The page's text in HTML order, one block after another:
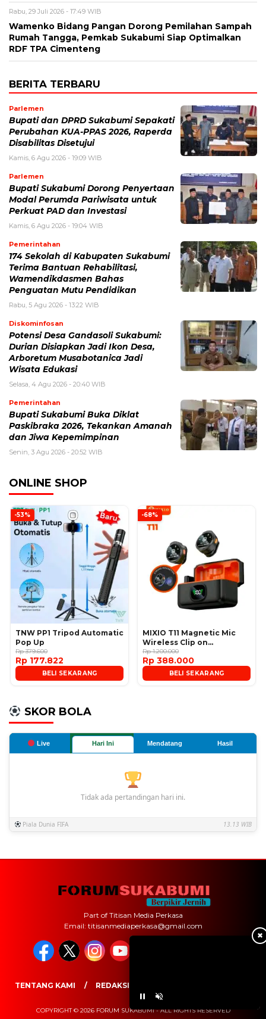
Rabu, 29 Juli 2026 - 17:49 WIB
Wamenko Bidang Pangan Dorong Pemilahan Sampah
Rumah Tangga, Pemkab Sukabumi Siap Optimalkan
RDF TPA Cimenteng
BERITA TERBARU
Parlemen
Bupati dan DPRD Sukabumi Sepakati
Perubahan KUA-PPAS 2026, Raperda
Disabilitas Disetujui
Kamis, 6 Agu 2026 - 19:09 WIB
Parlemen
Bupati Sukabumi Dorong Penyertaan
Modal Perumda Pariwisata untuk
Perkuat PAD dan Investasi
Kamis, 6 Agu 2026 - 19:04 WIB
Pemerintahan
174 Sekolah di Kabupaten Sukabumi
Terima Bantuan Rehabilitasi,
Wamendikdasmen Bahas
Penguatan Mutu Pendidikan
Rabu, 5 Agu 2026 - 13:22 WIB
Diskominfosan
Potensi Desa Gandasoli Sukabumi:
Durian Disiapkan Jadi Ikon Desa,
Arboretum Musabotanica Jadi
Wisata Edukasi
Selasa, 4 Agu 2026 - 20:40 WIB
Pemerintahan
Bupati Sukabumi Buka Diklat
Paskibraka 2026, Tekankan Amanah
dan Jiwa Kepemimpinan
Senin, 3 Agu 2026 - 20:52 WIB
ONLINE SHOP
-53%
TNW PP1 Tripod Automatic
Pop Up
Rp 379.600
Rp 177.822
BELI SEKARANG
-68%
MIXIO T11 Magnetic Mic
Wireless Clip on
Microphone
Rp 1.200.000
Rp 388.000
BELI SEKARANG
SKOR BOLA
Live Hari Ini Mendatang Hasil
Tidak ada pertandingan hari ini.
Piala Dunia FIFA 13.13 WIB
✖
Part of Titisan Media Perkasa
Email: titisanmediaperkasa@gmail.com
TENTANG KAMI REDAKSI
COPYRIGHT © 2026 FORUM SUKABUMI - ALL RIGHTS RESERVED